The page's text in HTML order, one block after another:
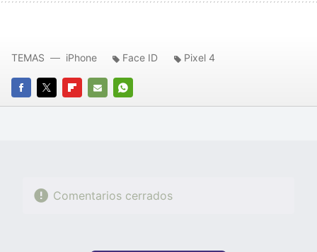
FACEBOOK
TWITTERFLIPBOARD
E-
WHATSAPP
TEMAS iPhone Face ID Pixel 4
Comentarios cerrados